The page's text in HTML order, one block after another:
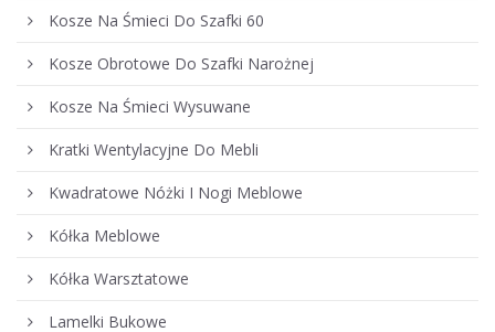
Kosze Na Śmieci Do Szafki 60
Kosze Obrotowe Do Szafki Narożnej
Kosze Na Śmieci Wysuwane
Kratki Wentylacyjne Do Mebli
Kwadratowe Nóżki I Nogi Meblowe
Kółka Meblowe
Kółka Warsztatowe
Lamelki Bukowe